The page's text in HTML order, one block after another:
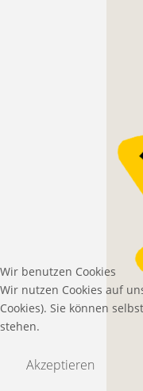
Wir benutzen Cookies
Wir nutzen Cookies auf
Cookies). Sie können
stehen.
Akzeptieren